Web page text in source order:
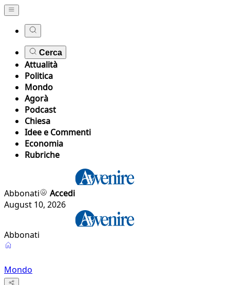
Cerca
Attualità
Politica
Mondo
Agorà
Podcast
Chiesa
Idee e Commenti
Economia
Rubriche
Abbonati
Accedi
August 10, 2026
Abbonati
Mondo